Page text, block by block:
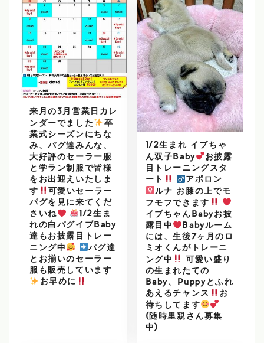
来月の3月営業日カレ
ンダーでました
卒
業式シーズンにちな
み、パグ達みんな、
大好評のセーラー服
と学ラン制服で皆様
をお出迎えいたしま
す
可愛いセーラー
パグを見に来てくだ
さいね
1/2生ま
れの白パグイブBaby
達もお披露目トレー
ニング中
パグ達
とお揃いのセーラー
服も販売しています
お早めに
1/2生まれ イブちゃ
ん双子Baby
お披露
目トレーニングスタ
ート
アポロン
ルナ お膝の上でモ
フモフできます
イブちゃんBabyお披
露目中
Babyルーム
には、生後7ヶ月のロ
ミオくんがトレーニ
ング中
可愛い盛り
の生まれたての
Baby、Puppyとふれ
あえるチャンス
お
待ちしてます
(随時里親さん募集
中)